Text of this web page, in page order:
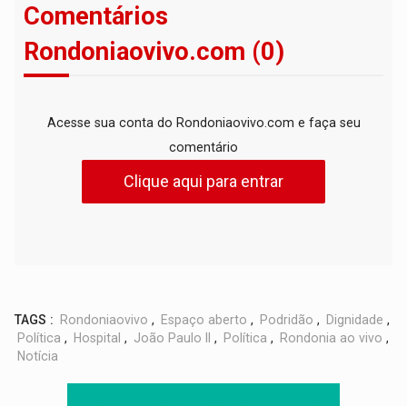
Comentários
Rondoniaovivo.com (0)
Acesse sua conta do Rondoniaovivo.com e faça seu
comentário
Clique aqui para entrar
TAGS : Rondoniaovivo , Espaço aberto , Podridão , Dignidade ,
Política , Hospital , João Paulo II , Política , Rondonia ao vivo ,
Notícia